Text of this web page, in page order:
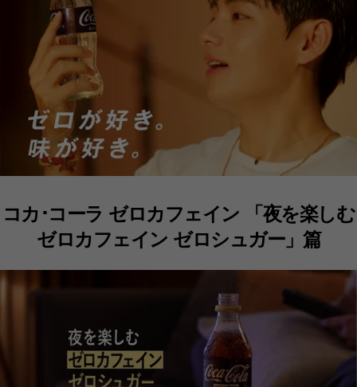
コカ･コーラ ゼロカフェイン 「夜を楽しむ
ゼロカフェイン ゼロシュガー」篇